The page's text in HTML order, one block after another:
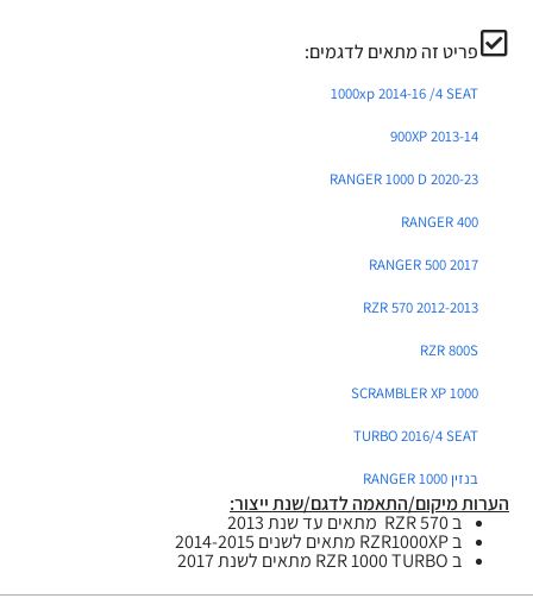
פריט זה מתאים לדגמים:
1000xp 2014-16 /4 SEAT
900XP 2013-14
RANGER 1000 D 2020-23
RANGER 400
RANGER 500 2017
RZR 570 2012-2013
RZR 800S
SCRAMBLER XP 1000
TURBO 2016/4 SEAT
בנזין RANGER 1000
הערות מיקום/התאמה לדגם/שנת ייצור:
ב RZR 570 מתאים עד שנת 2013
ב RZR1000XP מתאים לשנים 2014-2015
ב RZR 1000 TURBO מתאים לשנת 2017